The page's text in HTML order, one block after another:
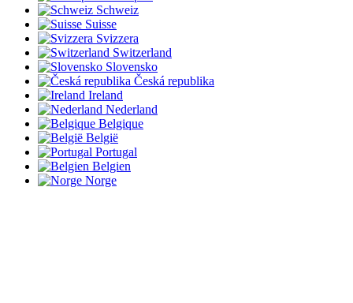
Schweiz
Suisse
Svizzera
Switzerland
Slovensko
Česká republika
Ireland
Nederland
Belgique
België
Portugal
Belgien
Norge